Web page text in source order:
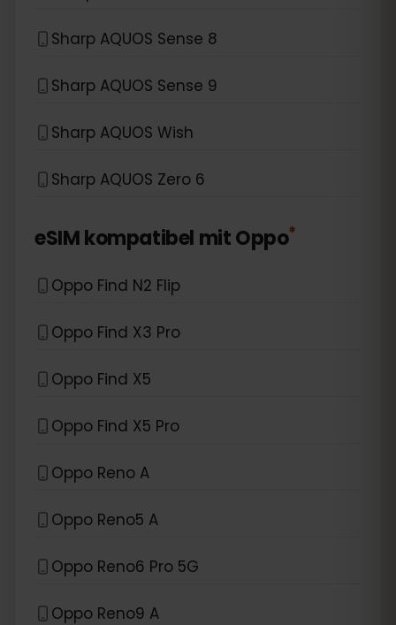
Sharp AQUOS Sense 8
Sharp AQUOS Sense 9
Sharp AQUOS Wish
Sharp AQUOS Zero 6
eSIM kompatibel mitOppo*
Oppo Find N2 Flip
Oppo Find X3 Pro
Oppo Find X5
Oppo Find X5 Pro
Oppo Reno A
Oppo Reno5 A
Oppo Reno6 Pro 5G
Oppo Reno9 A